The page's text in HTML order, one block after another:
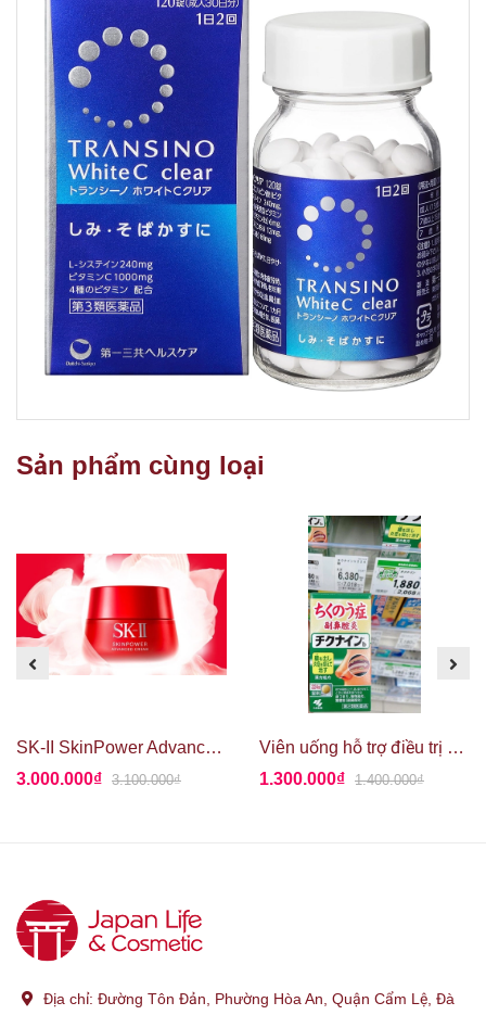
Sản phẩm cùng loại
SK-II SkinPower Advanced Cream 80g
3.000.000₫ 3.100.000₫
Viên uống hỗ trợ điều trị viêm xoang Kobayashi Chikunain 224 viên
1.300.000₫ 1.400.000₫
Địa chỉ: Đường Tôn Đản, Phường Hòa An, Quận Cẩm Lệ, Đà